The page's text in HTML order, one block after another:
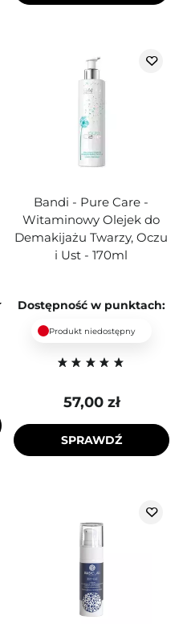
Bandi - Pure Care -
Witaminowy Olejek do
Demakijażu Twarzy, Oczu
i Ust - 170ml
Dostępność w punktach:
Produkt niedostępny
57,00 zł
SPRAWDŹ